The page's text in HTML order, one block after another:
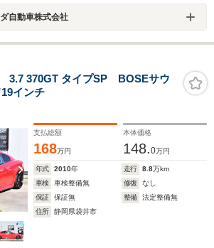
自動車株式会社
3.7 370GT タイプSP BOSEサウ
インチ
支払総額
168万円
本体価格
148.0万円
年式 2010年 走行 8.8万km
車検
車検整備無 修復
なし
保証
保証無 整備
法定整備無
住所
静岡県袋井市